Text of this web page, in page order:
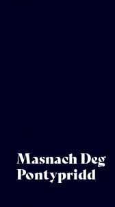
Masnach Deg
Pontypridd